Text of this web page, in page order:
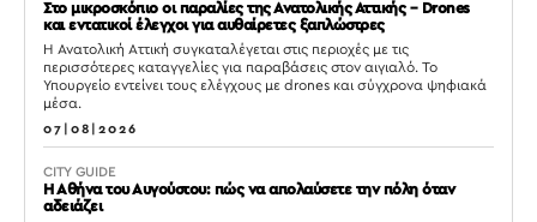
Στο μικροσκόπιο οι παραλίες της Ανατολικής Αττικής – Drones
και εντατικοί έλεγχοι για αυθαίρετες ξαπλώστρες
Η Ανατολική Αττική συγκαταλέγεται στις περιοχές με τις
περισσότερες καταγγελίες για παραβάσεις στον αιγιαλό. Το
Υπουργείο εντείνει τους ελέγχους με drones και σύγχρονα ψηφιακά
μέσα.
07|08|2026
CITY GUIDE
Η Αθήνα του Αυγούστου: πώς να απολαύσετε την πόλη όταν
αδειάζει